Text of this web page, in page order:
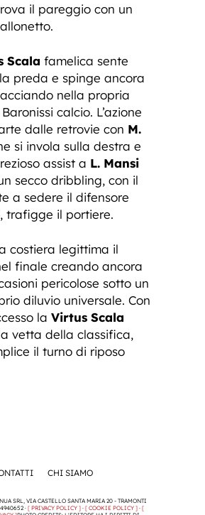
il pareggio con un
Scala famelica sente
preda e spinge ancora
nella propria
calcio. L’azione
dalle retrovie con M.
si invola sulla destra e
assist a L. Mansi
secco dribbling, con il
a sedere il difensore
trafigge il portiere.
costiera legittima il
finale creando ancora
pericolose sotto un
diluvio universale. Con
la Virtus Scala
vetta della classifica,
il turno di riposo
CHI SIAMO
SRL, VIA CASTELLO SANTA MARIA 20 - TRAMONTI
· [ PRIVACY POLICY ]· [ COOKIE POLICY ]· [